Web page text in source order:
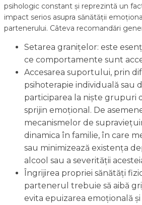
psihologic constant și reprezintă un
impact serios asupra sănătății
partenerului. Câteva recomandări
Setarea granițelor: este
ce comportamente sunt
Accesarea suportului, prin
psihoterapie individuală sau
participarea la niște grupuri
sprijin emoțional. De
mecanismelor de
dinamica în familie, în care
sau minimizează existența
alcool sau a severității
Îngrijirea propriei sănătăți
partenerul trebuie să aibă
evita epuizarea emoțională și